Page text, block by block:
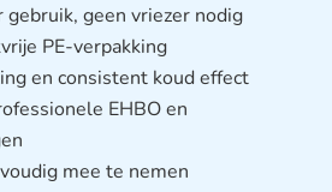
gebruik, geen vriezer nodig
PE-verpakking
en consistent koud effect
EHBO en
mee te nemen